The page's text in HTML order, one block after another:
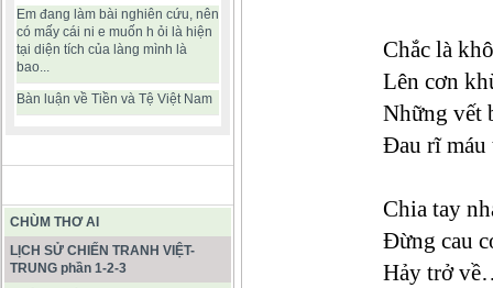
Em đang làm bài nghiên cứu, nên
có mấy cái ni e muốn h ỏi là hiện
tại diện tích của làng mình là
bao...
Bàn luận về Tiền và Tệ Việt Nam
CHÙM THƠ AI
LỊCH SỬ CHIẾN TRANH VIỆT-
TRUNG phần 1-2-3
Chắc là
Lên cơn
Những vết
Đau rĩ máu
Chia tay
Đừng cau
Hảy trở